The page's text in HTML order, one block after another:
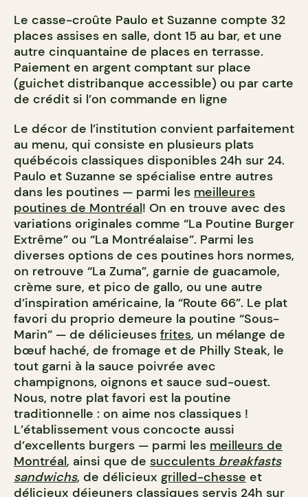
Le casse-croûte Paulo et Suzanne compte 32
places assises en salle, dont 15 au bar, et une
autre cinquantaine de places en terrasse.
Paiement en argent comptant sur place
(guichet distribanque accessible) ou par carte
de crédit si l’on commande en ligne
Le décor de l’institution convient parfaitement
au menu, qui consiste en plusieurs plats
québécois classiques disponibles 24h sur 24.
Paulo et Suzanne se spécialise entre autres
dans les poutines — parmi les meilleures
poutines de Montréal! On en trouve avec des
variations originales comme “La Poutine Burger
Extrême” ou “La Montréalaise”. Parmi les
diverses options de ces poutines hors normes,
on retrouve “La Zuma”, garnie de guacamole,
crème sure, et pico de gallo, ou une autre
d’inspiration américaine, la “Route 66”. Le plat
favori du proprio demeure la poutine “Sous-
Marin” — de délicieuses frites, un mélange de
bœuf haché, de fromage et de Philly Steak, le
tout garni à la sauce poivrée avec
champignons, oignons et sauce sud-ouest.
Nous, notre plat favori est la poutine
traditionnelle : on aime nos classiques !
L’établissement vous concocte aussi
d’excellents burgers — parmi les meilleurs de
Montréal, ainsi que de succulents breakfasts
sandwichs, de délicieux grilled-chesse et
délicieux déjeuners classiques servis 24h sur